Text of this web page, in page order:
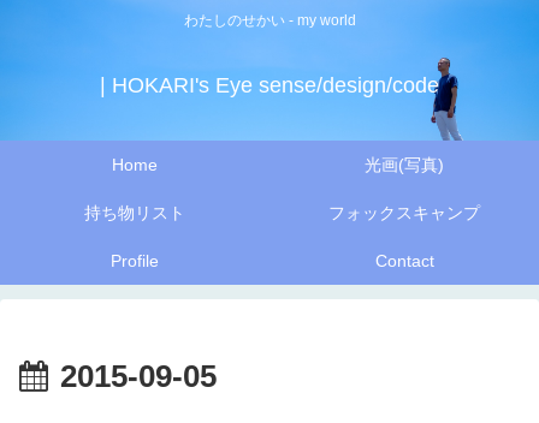
わたしのせかい - my world
| HOKARI's Eye sense/design/code
Home 光画(写真)
持ち物リスト フォックスキャンプ
Profile Contact
2015-09-05